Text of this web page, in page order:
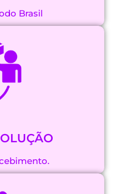
Brasil